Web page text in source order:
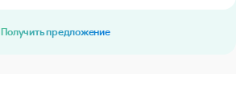
Получить предложение